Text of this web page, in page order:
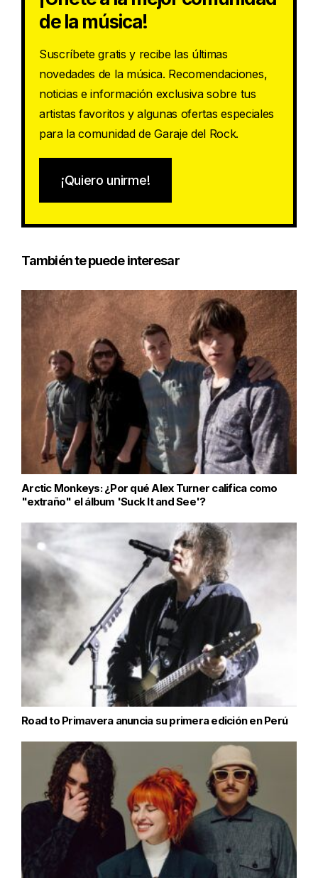
de la música!
Suscríbete gratis y recibe las últimas
novedades de la música. Recomendaciones,
noticias e información exclusiva sobre tus
artistas favoritos y algunas ofertas especiales
para la comunidad de Garaje del Rock.
¡Quiero unirme!
También te puede interesar
Arctic Monkeys: ¿Por qué Alex Turner califica como
"extraño" el álbum 'Suck It and See'?
Road to Primavera anuncia su primera edición en Perú